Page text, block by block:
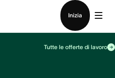
Inizia
Tutte le offerte di lavoro